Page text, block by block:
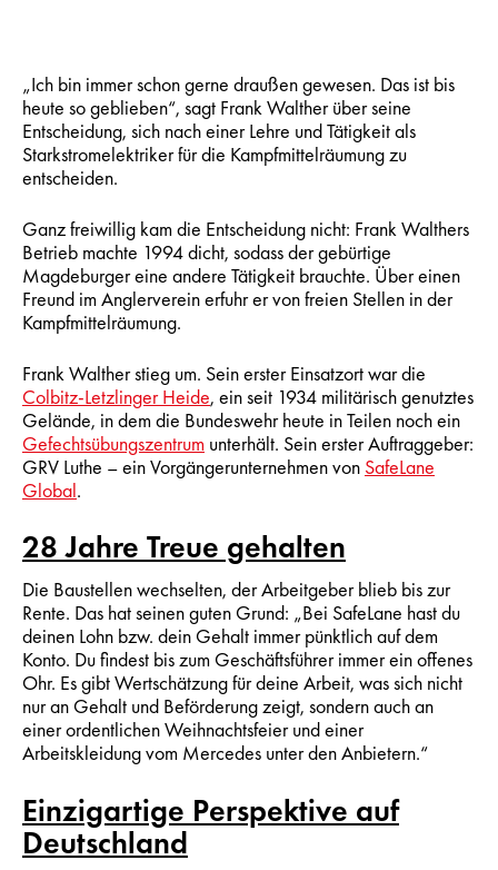
„Ich bin immer schon gerne draußen gewesen. Das ist bis
heute so geblieben“, sagt Frank Walther über seine
Entscheidung, sich nach einer Lehre und Tätigkeit als
Starkstromelektriker für die Kampfmittelräumung zu
entscheiden.
Ganz freiwillig kam die Entscheidung nicht: Frank Walthers
Betrieb machte 1994 dicht, sodass der gebürtige
Magdeburger eine andere Tätigkeit brauchte. Über einen
Freund im Anglerverein erfuhr er von freien Stellen in der
Kampfmittelräumung.
Frank Walther stieg um. Sein erster Einsatzort war die
Colbitz-Letzlinger Heide, ein seit 1934 militärisch genutztes
Gelände, in dem die Bundeswehr heute in Teilen noch ein
Gefechtsübungszentrum unterhält. Sein erster Auftraggeber:
GRV Luthe – ein Vorgängerunternehmen von SafeLane
Global.
28 Jahre Treue gehalten
Die Baustellen wechselten, der Arbeitgeber blieb bis zur
Rente. Das hat seinen guten Grund: „Bei SafeLane hast du
deinen Lohn bzw. dein Gehalt immer pünktlich auf dem
Konto. Du findest bis zum Geschäftsführer immer ein offenes
Ohr. Es gibt Wertschätzung für deine Arbeit, was sich nicht
nur an Gehalt und Beförderung zeigt, sondern auch an
einer ordentlichen Weihnachtsfeier und einer
Arbeitskleidung vom Mercedes unter den Anbietern.“
Einzigartige Perspektive auf
Deutschland